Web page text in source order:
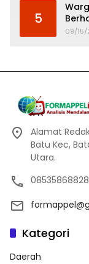
5
Banjir
09/
Alamat
Batu Kec,
Utara.
Kategori
Daerah